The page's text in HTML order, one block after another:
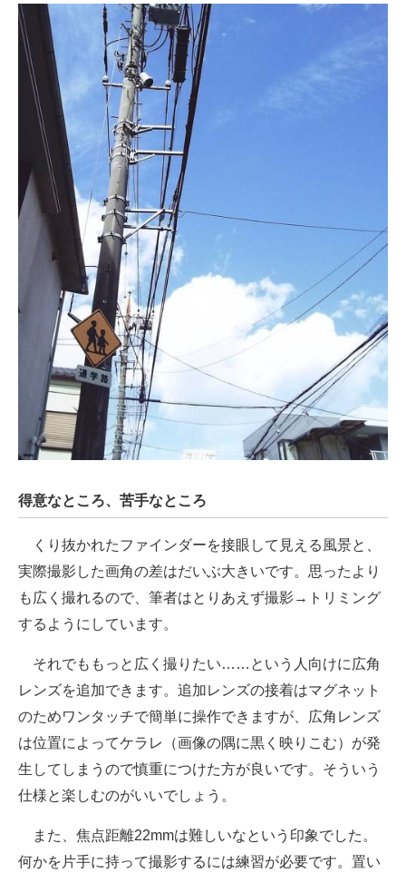
得意なところ、苦手なところ
くり抜かれたファインダーを接眼して見える風景と、
実際撮影した画角の差はだいぶ大きいです。思ったより
も広く撮れるので、筆者はとりあえず撮影→トリミング
するようにしています。
それでももっと広く撮りたい……という人向けに広角
レンズを追加できます。追加レンズの接着はマグネット
のためワンタッチで簡単に操作できますが、広角レンズ
は位置によってケラレ（画像の隅に黒く映りこむ）が発
生してしまうので慎重につけた方が良いです。そういう
仕様と楽しむのがいいでしょう。
また、焦点距離22mmは難しいなという印象でした。
何かを片手に持って撮影するには練習が必要です。置い